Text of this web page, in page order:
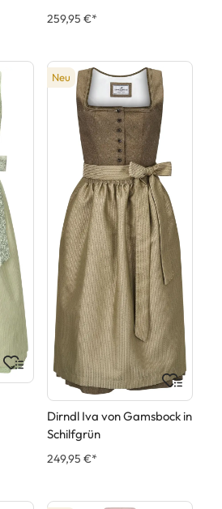
259,95 €*
Neu
Dirndl Iva von Gamsbock in
Schilfgrün
249,95 €*